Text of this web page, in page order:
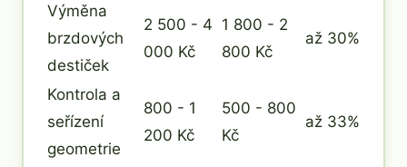
Výměna
brzdových
destiček
2 500 - 4
000 Kč
1 800 - 2
800 Kč
až 30%
Kontrola a
seřízení
geometrie
800 - 1
200 Kč
500 - 800
Kč
až 33%